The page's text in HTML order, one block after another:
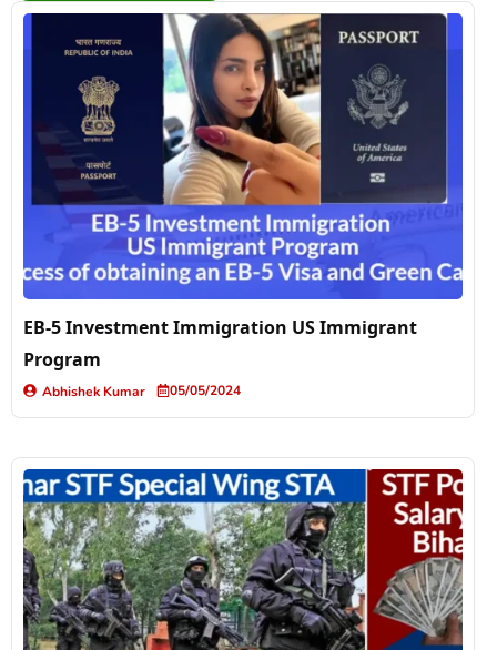
EB-5 Investment Immigration US Immigrant
Program
Abhishek Kumar 05/05/2024